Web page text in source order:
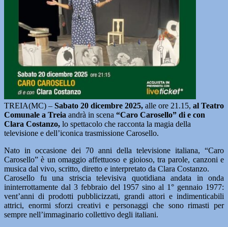
TREIA(MC) – Sabato 20 dicembre 2025, alle ore 21.15, al Teatro
Comunale a Treia andrà in scena “Caro Carosello” di e con
Clara Costanzo, lo spettacolo che racconta la magia della
televisione e dell’iconica trasmissione Carosello.
Nato in occasione dei 70 anni della televisione italiana, “Caro
Carosello” è un omaggio affettuoso e gioioso, tra parole, canzoni e
musica dal vivo, scritto, diretto e interpretato da Clara Costanzo.
Carosello fu una striscia televisiva quotidiana andata in onda
ininterrottamente dal 3 febbraio del 1957 sino al 1° gennaio 1977:
vent’anni di prodotti pubblicizzati, grandi attori e indimenticabili
attrici, enormi sforzi creativi e personaggi che sono rimasti per
sempre nell’immaginario collettivo degli italiani.